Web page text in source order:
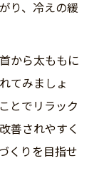
り、冷えの緩
から太ももに
てみましょ
とでリラック
善されやすく
くりを目指せ